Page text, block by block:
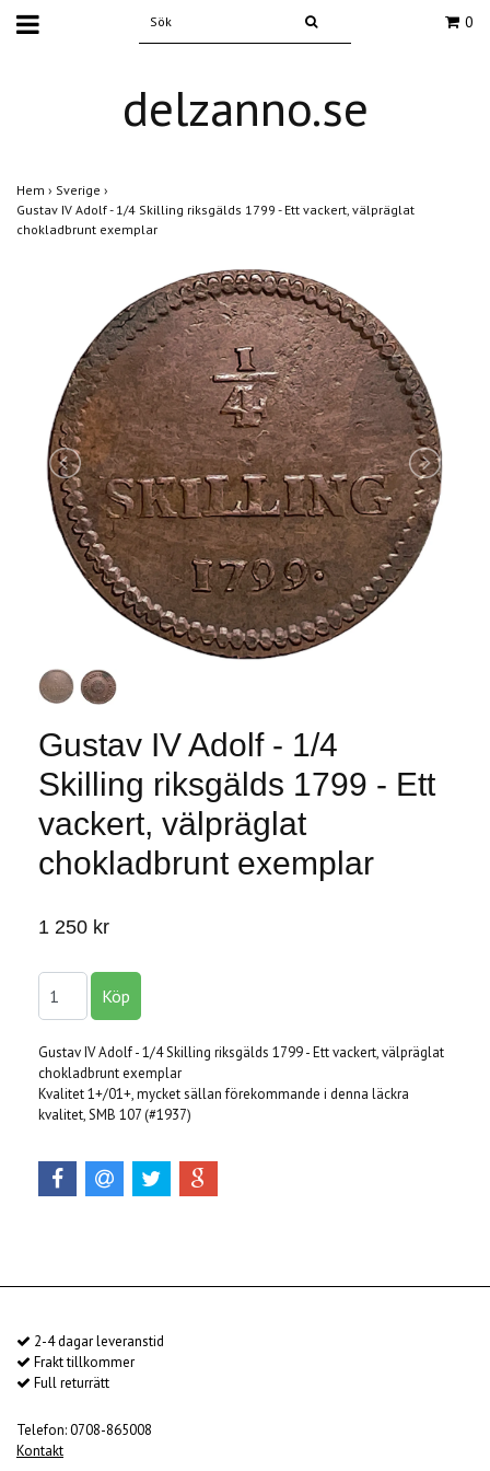
0
delzanno.se
Hem › Sverige ›
Gustav IV Adolf - 1/4 Skilling riksgälds 1799 - Ett vackert, välpräglat
chokladbrunt exemplar
Gustav IV Adolf - 1/4
Skilling riksgälds 1799 - Ett
vackert, välpräglat
chokladbrunt exemplar
1 250 kr
Gustav IV Adolf - 1/4 Skilling riksgälds 1799 - Ett vackert, välpräglat
chokladbrunt exemplar
Kvalitet 1+/01+, mycket sällan förekommande i denna läckra
kvalitet, SMB 107 (#1937)
2-4 dagar leveranstid
Frakt tillkommer
Full returrätt
Telefon: 0708-865008
Kontakt